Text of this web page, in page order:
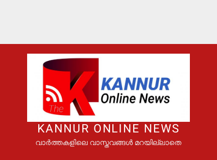
KANNUR ONLINE NEWS
വാർത്തകളിലെ വാസ്തവങ്ങൾ മറയില്ലാതെ